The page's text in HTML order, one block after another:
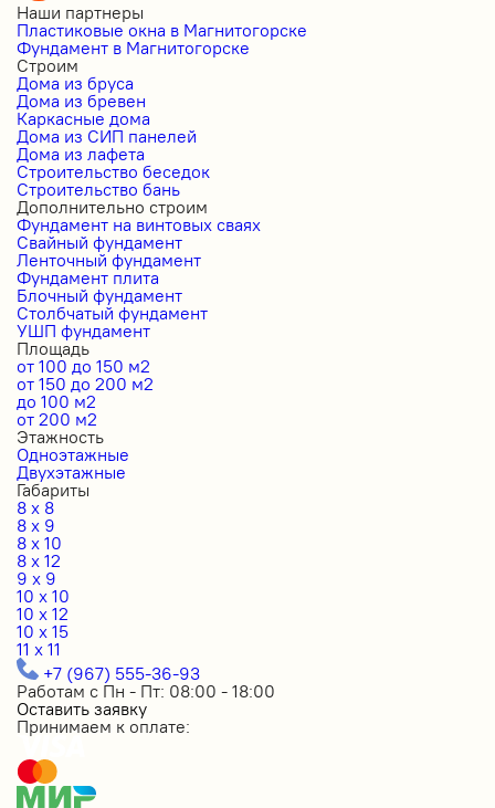
Наши партнеры
Пластиковые окна в Магнитогорске
Фундамент в Магнитогорске
Строим
Дома из бруса
Дома из бревен
Каркасные дома
Дома из СИП панелей
Дома из лафета
Строительство беседок
Строительство бань
Дополнительно строим
Фундамент на винтовых сваях
Свайный фундамент
Ленточный фундамент
Фундамент плита
Блочный фундамент
Столбчатый фундамент
УШП фундамент
Площадь
от 100 до 150 м2
от 150 до 200 м2
до 100 м2
от 200 м2
Этажность
Одноэтажные
Двухэтажные
Габариты
8 x 8
8 x 9
8 x 10
8 x 12
9 x 9
10 x 10
10 x 12
10 x 15
11 x 11
+7 (967) 555-36-93
Работам с Пн - Пт: 08:00 - 18:00
Оставить заявку
Принимаем к оплате: